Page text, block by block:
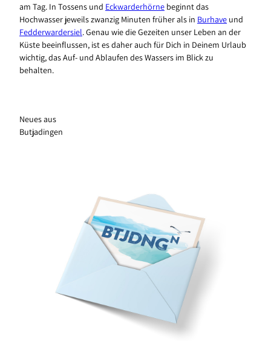
am Tag. In Tossens und Eckwarderhörne beginnt das
Hochwasser jeweils zwanzig Minuten früher als in Burhave und
Fedderwardersiel. Genau wie die Gezeiten unser Leben an der
Küste beeinflussen, ist es daher auch für Dich in Deinem Urlaub
wichtig, das Auf- und Ablaufen des Wassers im Blick zu
behalten.
Neues aus
Butjadingen